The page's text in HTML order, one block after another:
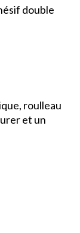
double
roulleau
et un